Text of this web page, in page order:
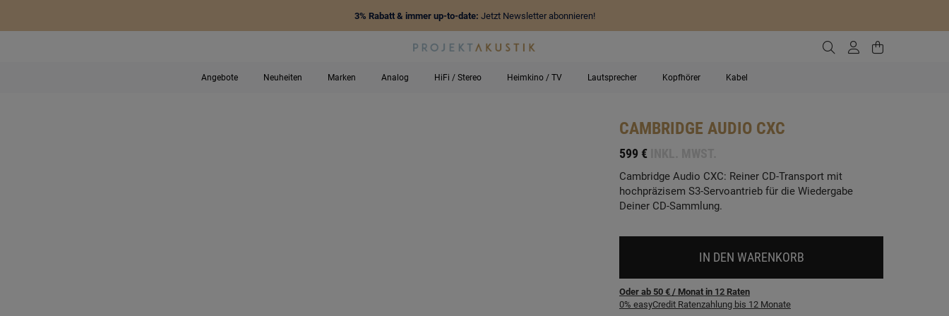
3% Rabatt & immer up-to-date: Jetzt Newsletter abonnieren!
Zur Suche gehen
ZumZum
Angebote Neuheiten Marken Analog HiFi / Stereo Heimkino / TV Lautsprecher Kopfhörer Kabel
CAMBRIDGE AUDIO CXC
599 €
Cambridge Audio CXC: Reiner CD-Transport mit
hochpräzisem S3-Servoantrieb für die Wiedergabe
Deiner CD-Sammlung.
IN DEN WARENKORB
Oder ab 50 € / Monat in 12 Raten
0% easyCredit Ratenzahlung bis 12 Monate